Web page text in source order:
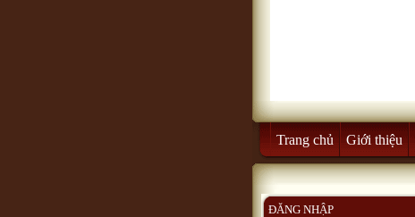
Trang chủ Giới thiệu
ĐĂNG NHẬP